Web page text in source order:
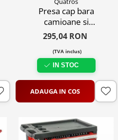
Presa cap bara
camioane si
utilaje,39mm
295,04 RON
(TVA inclus)
IN STOC
ADAUGA IN COS